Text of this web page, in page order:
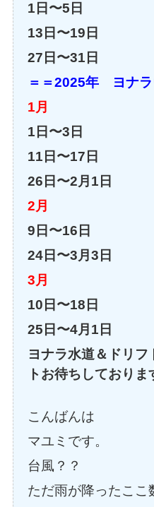
1日〜5日
13日〜19日
27日〜31日
＝＝2025年 ヨナラ
1月
1日〜3日
11日〜17日
26日〜2月1日
2月
9日〜16日
24日〜3月3日
3月
10日〜18日
25日〜4月1日
ヨナラ水道＆ドリフ
トお待ちしておりま
こんばんは
マユミです。
台風？？
ただ雨が降ったここ